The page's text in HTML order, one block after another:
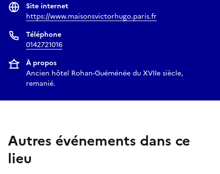
Site internet
https://www.maisonsvictorhugo.paris.fr
Téléphone
0142721016
À propos
Ancien hôtel Rohan-Guéménée du XVIIe siècle,
remanié.
Autres événements dans ce
lieu